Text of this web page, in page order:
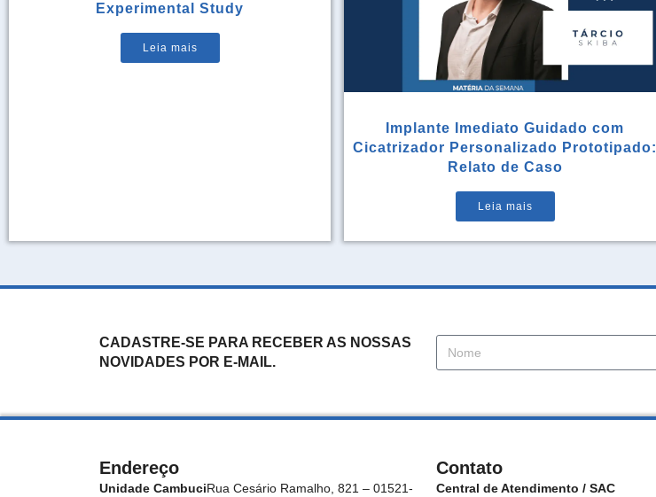
Experimental Study
Leia mais
Implante Imediato Guidado com
Cicatrizador Personalizado Prototipado:
Relato de Caso
Leia mais
CADASTRE-SE PARA RECEBER AS NOSSAS
NOVIDADES POR E-MAIL.
Endereço
Unidade CambuciRua Cesário Ramalho, 821 – 01521-
Contato
Central de Atendimento / SAC